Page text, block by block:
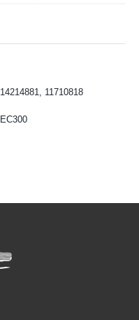
14214881, 11710818
EC300